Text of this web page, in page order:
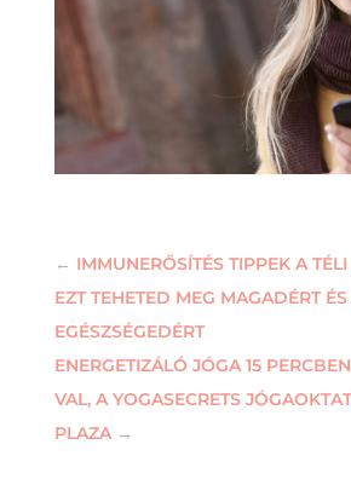
← IMMUNERŐSÍTÉS TIPPEK A
EZT TEHETED MEG MAGADÉRT
EGÉSZSÉGEDÉRT
ENERGETIZÁLÓ JÓGA 15
VAL, A YOGASECRETS
PLAZA→